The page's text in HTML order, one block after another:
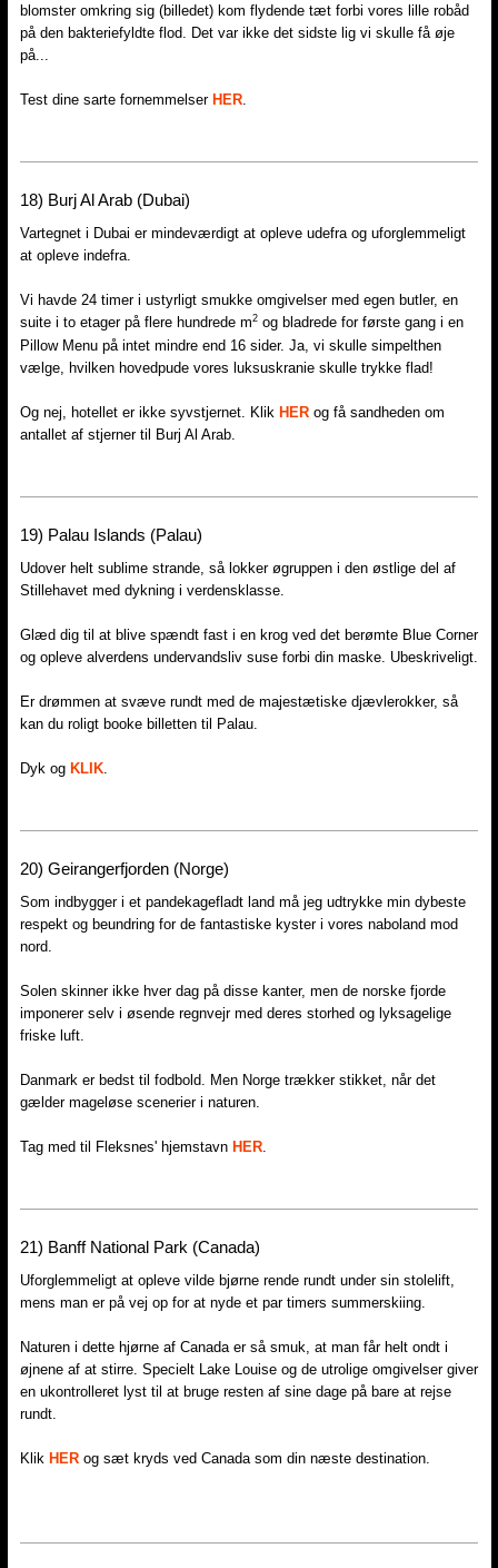
blomster omkring sig (billedet) kom flydende tæt forbi vores lille robåd
på den bakteriefyldte flod. Det var ikke det sidste lig vi skulle få øje
på...
Test dine sarte fornemmelser HER
18) Burj Al Arab (Dubai)
Vartegnet i Dubai er mindeværdigt at opleve udefra og uforglemmeligt
at opleve indefra.
Vi havde 24 timer i ustyrligt smukke omgivelser med egen butler, en
suite i to etager på flere hundrede m2 og bladrede for første gang i en
Pillow Menu på intet mindre end 16 sider. Ja, vi skulle simpelthen
vælge, hvilken hovedpude vores luksuskranie skulle trykke flad!
Og nej, hotellet er ikke syvstjernet. Klik HER og få sandheden om
antallet af stjerner til Burj Al Arab.
19) Palau Islands (Palau)
Udover helt sublime strande, så lokker øgruppen i den østlige del af
Stillehavet med dykning i verdensklasse.
Glæd dig til at blive spændt fast i en krog ved det berømte Blue Corner
og opleve alverdens undervandsliv suse forbi din maske. Ubeskriveligt.
Er drømmen at svæve rundt med de majestætiske djævlerokker, så
kan du roligt booke billetten til Palau.
Dyk og KLIK
20) Geirangerfjorden (Norge)
Som indbygger i et pandekagefladt land må jeg udtrykke min dybeste
respekt og beundring for de fantastiske kyster i vores naboland mod
nord.
Solen skinner ikke hver dag på disse kanter, men de norske fjorde
imponerer selv i øsende regnvejr med deres storhed og lyksagelige
friske luft.
Danmark er bedst til fodbold. Men Norge trækker stikket, når det
gælder mageløse scenerier i naturen.
Tag med til Fleksnes' hjemstavn HER
21)​ Banff National Park (Canada)
Uforglemmeligt at opleve vilde bjørne rende rundt under sin stolelift,
mens man er på vej op for at nyde et par timers summerskiing.
Naturen i dette hjørne af Canada er så smuk, at man får helt ondt i
øjnene af at stirre. Specielt Lake Louise og de utrolige omgivelser giver
en ukontrolleret lyst til at bruge resten af sine dage på bare at rejse
rundt.
Klik HER og sæt kryds ved Canada som din næste destination.